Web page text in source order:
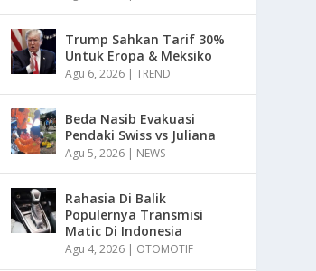
Trump Sahkan Tarif 30%
Untuk Eropa & Meksiko
Agu 6, 2026 |TREND
Beda Nasib Evakuasi
Pendaki Swiss vs Juliana
Agu 5, 2026 | NEWS
Rahasia Di Balik
Populernya Transmisi
Matic Di Indonesia
Agu 4, 2026 | OTOMOTIF